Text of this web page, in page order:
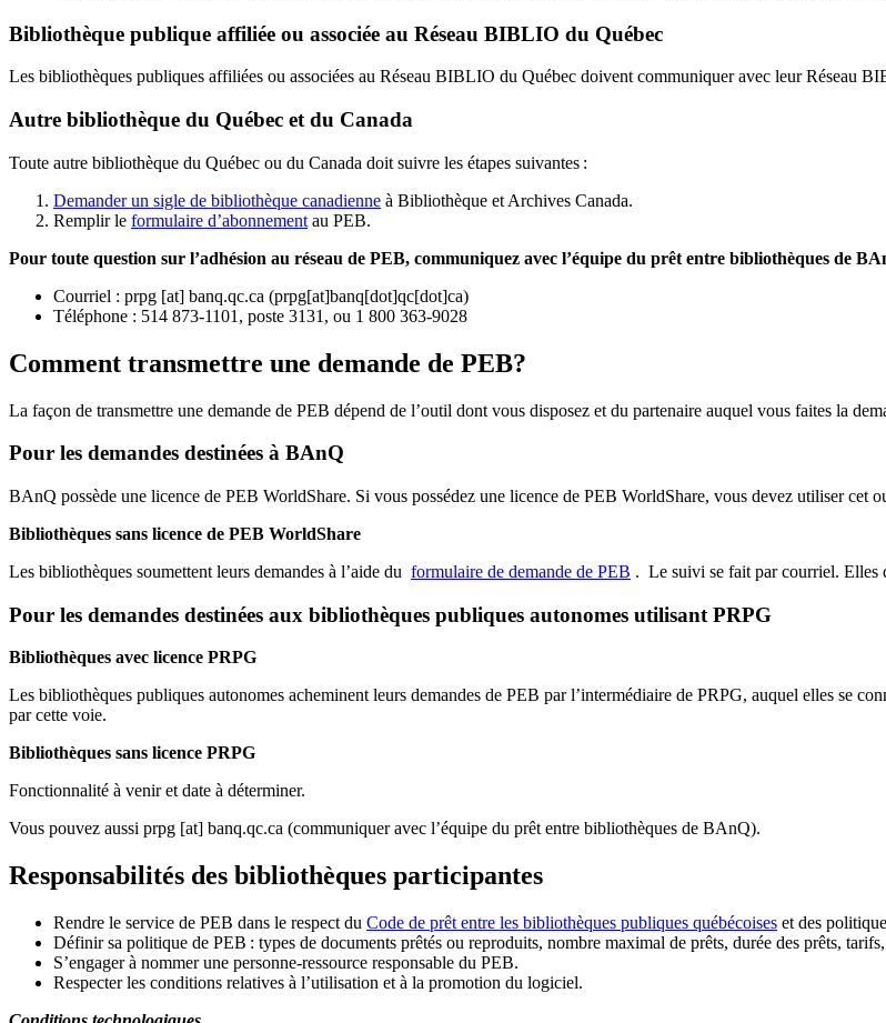
Bibliothèque publique affiliée ou associée au Réseau BIBLIO du Québec
Les bibliothèques publiques affiliées ou associées au Réseau BIBLIO du Québec doivent communiquer avec leur Réseau
Autre bibliothèque du Québec et du Canada
Toute autre bibliothèque du Québec ou du Canada doit suivre les étapes suivantes :
Demander un sigle de bibliothèque canadienne à Bibliothèque et Archives Canada.
Remplir le formulaire d’abonnement au PEB.
Pour toute question sur l’adhésion au réseau de PEB, communiquez avec l’équipe du prêt entre bibliothèques de
Courriel : prpg [at] banq.qc.ca (prpg[at]banq[dot]qc[dot]ca)
Téléphone : 514 873-1101, poste 3131, ou 1 800 363-9028
Comment transmettre une demande de PEB?
La façon de transmettre une demande de PEB dépend de l’outil dont vous disposez et du partenaire auquel vous faites la
Pour les demandes destinées à BAnQ
BAnQ possède une licence de PEB WorldShare. Si vous possédez une licence de PEB WorldShare, vous devez utiliser cet
Bibliothèques sans licence de PEB WorldShare
Les bibliothèques soumettent leurs demandes à l’aide du formulaire de demande de PEB . Le suivi se fait par courriel. Elles
Pour les demandes destinées aux bibliothèques publiques autonomes utilisant PRPG
Bibliothèques avec licence PRPG
Les bibliothèques publiques autonomes acheminent leurs demandes de PEB par l’intermédiaire de PRPG, auquel elles se
par cette voie.
Bibliothèques sans licence PRPG
Fonctionnalité à venir et date à déterminer.
Vous pouvez aussi prpg [at] banq.qc.ca (communiquer avec l’équipe du prêt entre bibliothèques de BAnQ).
Responsabilités des bibliothèques participantes
Rendre le service de PEB dans le respect du Code de prêt entre les bibliothèques publiques québécoises et des
Définir sa politique de PEB : types de documents prêtés ou reproduits, nombre maximal de prêts, durée des prêts,
S’engager à nommer une personne-ressource responsable du PEB.
Respecter les conditions relatives à l’utilisation et à la promotion du logiciel.